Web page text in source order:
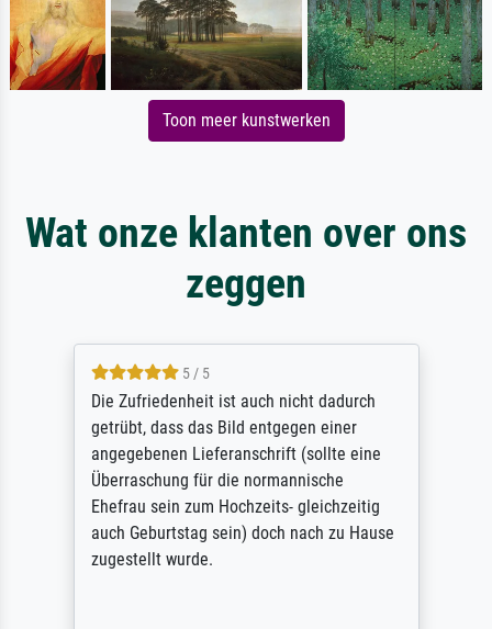
Toon meer kunstwerken
Wat onze klanten over ons
zeggen
5 / 5
Die Zufriedenheit ist auch nicht dadurch
getrübt, dass das Bild entgegen einer
angegebenen Lieferanschrift (sollte eine
Überraschung für die normannische
Ehefrau sein zum Hochzeits- gleichzeitig
auch Geburtstag sein) doch nach zu Hause
zugestellt wurde.